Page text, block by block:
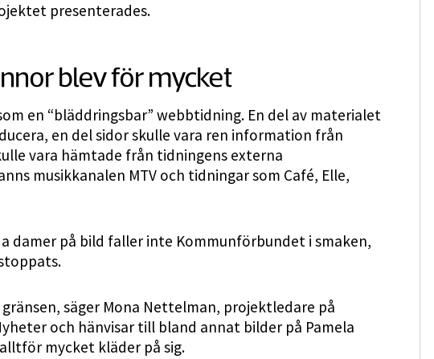
presenterades.
blev för mycket
en “bläddringsbar” webbtidning. En del av materialet
en del sidor skulle vara ren information från
vara hämtade från tidningens externa
musikkanalen MTV och tidningar som Café, Elle,
damer på bild faller inte Kommunförbundet i smaken,
säger Mona Nettelman, projektledare på
och hänvisar till bland annat bilder på Pamela
mycket kläder på sig.